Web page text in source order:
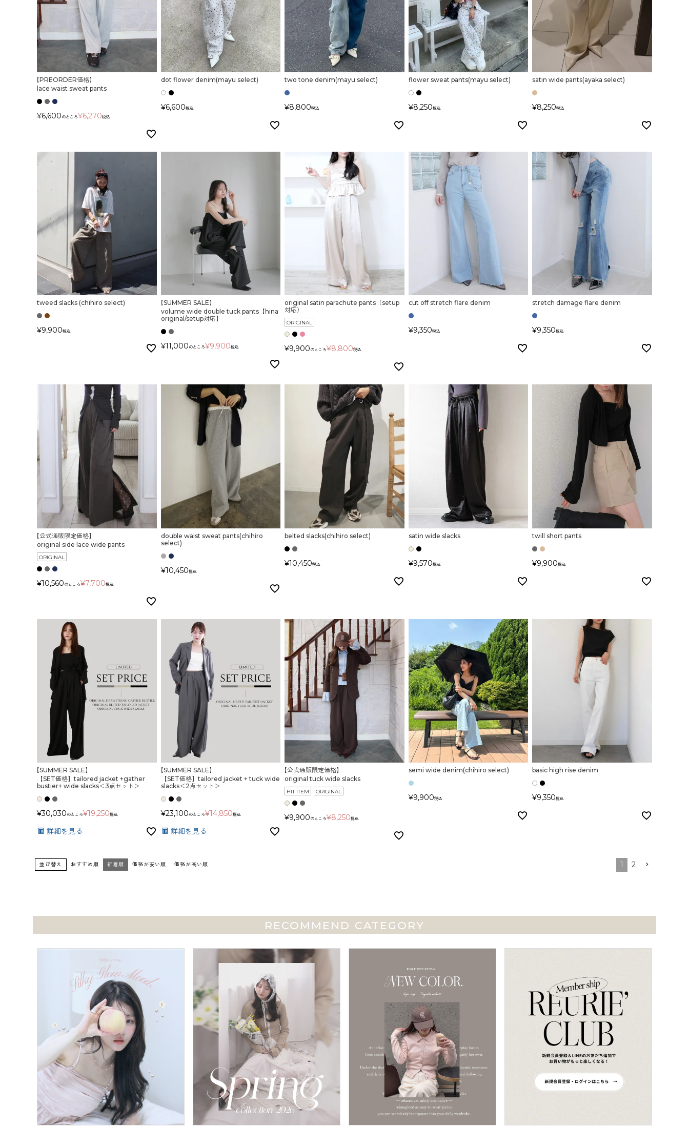
価格
〜
在庫なし商品
表示する
表示しない
【PREORDER価格】
lace waist sweat pants
¥6,600 のところ¥6,270税込
dot flower denim(mayu select)
¥6,600税込
two tone denim(mayu select)
¥8,800税込
flower sweat pants(mayu select)
¥8,250税込
satin wide pants(ayaka select)
¥8,250税込
tweed slacks (chihiro select)
¥9,900税込
【SUMMER SALE】
volume wide double tuck pants【hina
original/setup対応】
¥11,000 のところ¥9,900税込
original satin parachute pants（setup
対応）
ORIGINAL
¥9,900 のところ¥8,800税込
cut off stretch flare denim
¥9,350税込
stretch damage flare denim
¥9,350税込
【公式通販限定価格】
original side lace wide pants
ORIGINAL
¥10,560 のところ¥7,700税込
double waist sweat pants(chihiro
select)
¥10,450税込
belted slacks(chihiro select)
¥10,450税込
satin wide slacks
¥9,570税込
twill short pants
¥9,900税込
【SUMMER SALE】
【SET価格】tailored jacket +gather
bustier+ wide slacks＜3点セット＞
¥30,030 のところ¥19,250税込
詳細を見る
【SUMMER SALE】
【SET価格】tailored jacket + tuck wide
slacks＜2点セット＞
¥23,100 のところ¥14,850税込
詳細を見る
【公式通販限定価格】
original tuck wide slacks
HIT ITEM ORIGINAL
¥9,900 のところ¥8,250税込
semi wide denim(chihiro select)
¥9,900税込
basic high rise denim
¥9,350税込
並び替え おすすめ順 新着順 価格が安い順 価格が高い順 1 2
RECOMMEND CATEGORY